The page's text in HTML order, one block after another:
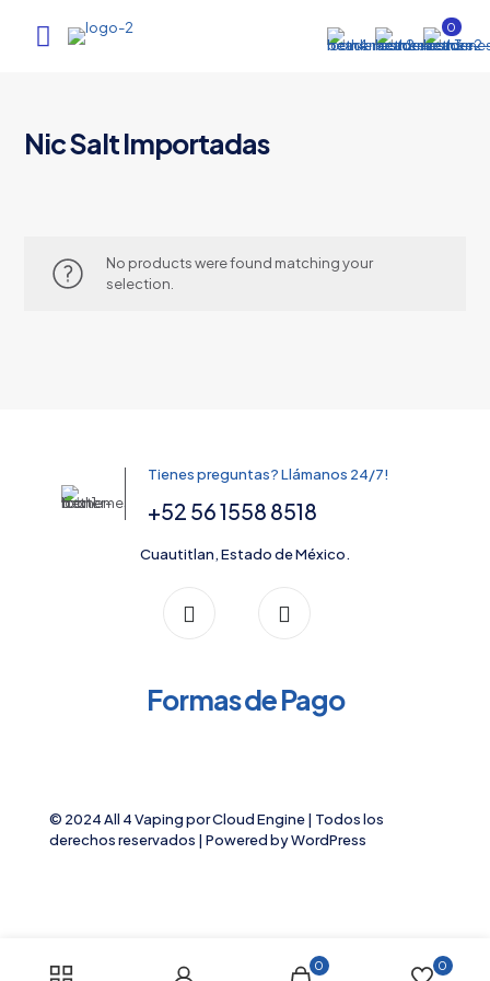
0
Nic Salt Importadas
No products were found matching your
selection.
Tienes preguntas? Llámanos 24/7!
+52 56 1558 8518
Cuautitlan, Estado de México.
Formas de Pago
© 2024 All 4 Vaping porCloud Engine| Todos los
derechos reservados | Powered byWordPress
0 0